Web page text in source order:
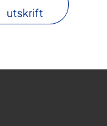
utskrift